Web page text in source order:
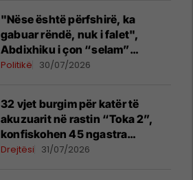
"Nëse është përfshirë, ka
gabuar rëndë, nuk i falet",
Abdixhiku i çon “selam”
Përparim Ramës
Politikë 30/07/2026
32 vjet burgim për katër të
akuzuarit në rastin “Toka 2”,
konfiskohen 45 ngastra
kadastrale
Drejtësi 31/07/2026